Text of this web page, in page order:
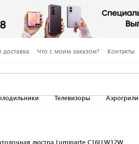
Что с моим заказом? Контакты
Телевизоры Аэрогрили
люстра Luminarte C16LLW12W